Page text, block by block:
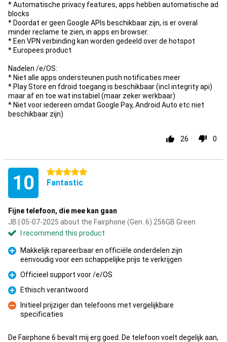
* Automatische privacy features, apps hebben automatische ad
blocks
* Doordat er geen Google APIs beschikbaar zijn, is er overal
minder reclame te zien, in apps en browser.
* Een VPN verbinding kan worden gedeeld over de hotspot
* Europees product
Nadelen /e/OS:
* Niet alle apps ondersteunen push notificaties meer
* Play Store en fdroid toegang is beschikbaar (incl integrity api)
maar af en toe wat instabiel (maar zeker werkbaar)
* Niet voor iedereen omdat Google Pay, Android Auto etc niet
beschikbaar zijn)
26 0
10 5 stars
Fantastic
Fijne telefoon, die mee kan gaan
JB | 05-07-2025 about the Fairphone (Gen. 6) 256GB Green
I recommend this product
Makkelijk repareerbaar en officiële onderdelen zijn
eenvoudig voor een schappelijke prijs te verkrijgen
Pro
Officieel support voor /e/OS
Pro
Ethisch verantwoord
Con
Initieel prijziger dan telefoons met vergelijkbare
specificaties
De Fairphone 6 bevalt mij erg goed. De telefoon voelt degelijk aan,